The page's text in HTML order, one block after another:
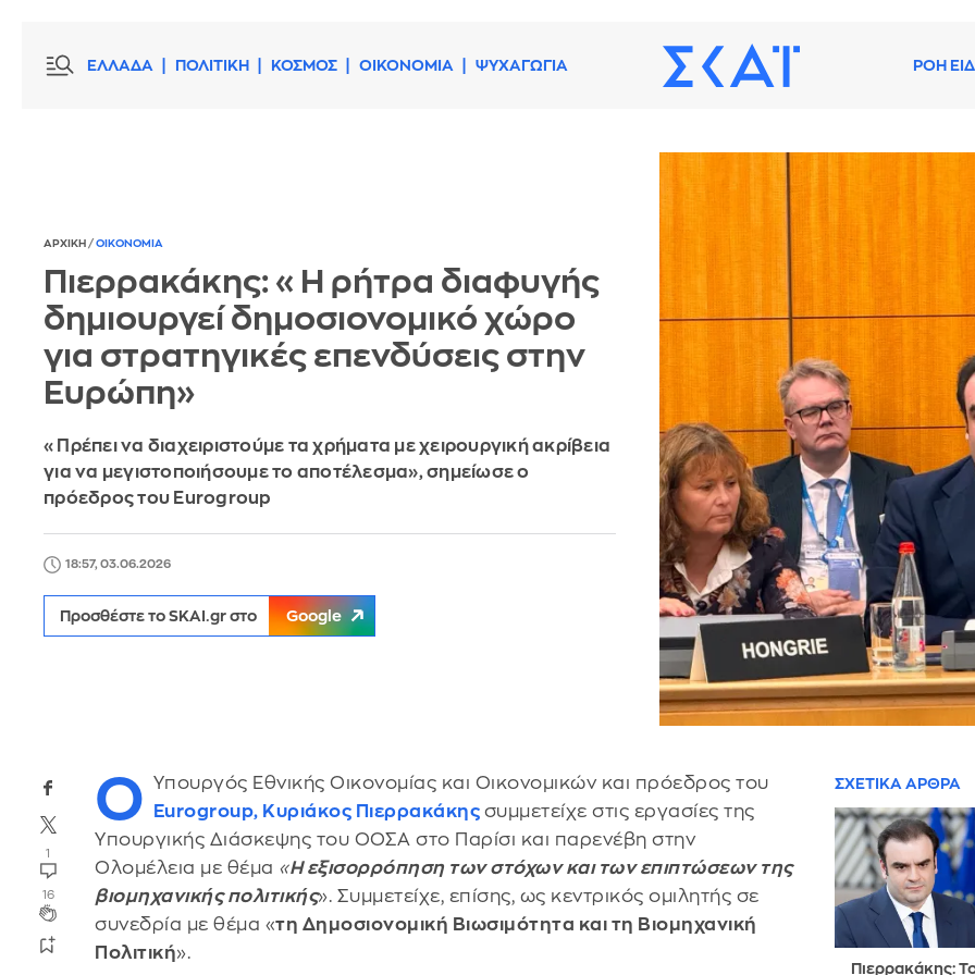
ΕΛΛΑΔΑ ΠΟΛΙΤΙΚΗ ΚΟΣΜΟΣ ΟΙΚΟΝΟΜΙΑ ΨΥΧΑΓΩΓΙΑ ΡΟΗ
ΑΡΧΙΚΗ / ΟΙΚΟΝΟΜΙΑ
Πιερρακάκης: «Η ρήτρα διαφυγής
δημιουργεί δημοσιονομικό χώρο
για στρατηγικές επενδύσεις στην
Ευρώπη»
«Πρέπει να διαχειριστούμε τα χρήματα με χειρουργική ακρίβεια
για να μεγιστοποιήσουμε το αποτέλεσμα», σημείωσε ο
πρόεδρος του Eurogroup
18:57, 03.06.2026
Προσθέστε το SKAI.gr στο Google
1
16
Ο Υπουργός Εθνικής Οικονομίας και Οικονομικών και πρόεδρος του
Eurogroup, Κυριάκος Πιερρακάκης συμμετείχε στις εργασίες της
Υπουργικής Διάσκεψης του ΟΟΣΑ στο Παρίσι και παρενέβη στην
Ολομέλεια με θέμα «Η εξισορρόπηση των στόχων και των επιπτώσεων της
βιομηχανικής πολιτικής». Συμμετείχε, επίσης, ως κεντρικός ομιλητής σε
συνεδρία με θέμα «τη Δημοσιονομική Βιωσιμότητα και τη Βιομηχανική
Πολιτική».
ΣΧΕΤΙΚΑ ΑΡΘΡΑ
Πιερρακάκης: